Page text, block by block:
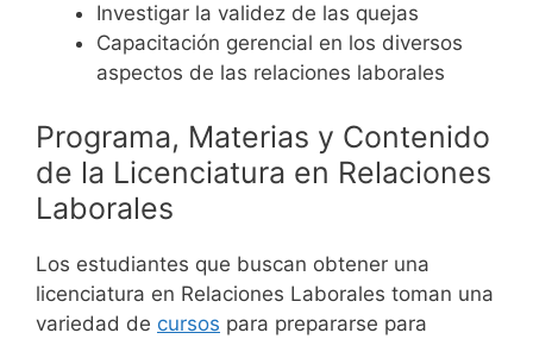
Investigar la validez de las quejas
Capacitación gerencial en los diversos
aspectos de las relaciones laborales
Programa, Materias y Contenido
de la Licenciatura en Relaciones
Laborales
Los estudiantes que buscan obtener una
licenciatura en Relaciones Laborales toman una
variedad de cursos para prepararse para